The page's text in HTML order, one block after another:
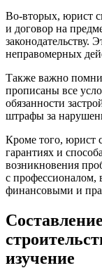
Во-вторых, юрист
и договор на
законодательству.
неправомерных
Также важно
прописаны все
обязанности
штрафы за
Кроме того, юрист
гарантиях и
возникновения
с профессионалом,
финансовыми и
изучение